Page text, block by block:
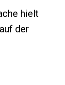
hielt
der